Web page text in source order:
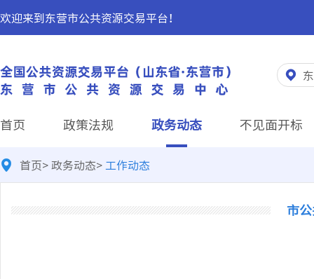
欢迎来到东营市公共资源交易平台！
首页 政策法规 政务动态 不见面开标
首页>政务动态>工作动态
市